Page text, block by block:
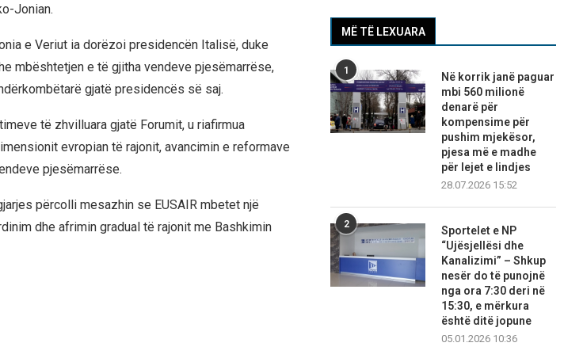
Jonian.
e Veriut ia dorëzoi presidencën Italisë, duke
mbështetjen e të gjitha vendeve pjesëmarrëse,
gjatë presidencës së saj.
të zhvilluara gjatë Forumit, u riafirmua
evropian të rajonit, avancimin e reformave
pjesëmarrëse.
përcolli mesazhin se EUSAIR mbetet një
dhe afrimin gradual të rajonit me Bashkimin
MË TË LEXUARA
1
Në korrik janë paguar
mbi 560 milionë
denarë për
kompensime për
pushim mjekësor,
pjesa më e madhe
për lejet e lindjes
28.07.2026 15:52
2
Sportelet e NP
“Ujësjellësi dhe
Kanalizimi” – Shkup
nesër do të punojnë
nga ora 7:30 deri në
15:30, e mërkura
është ditë jopune
05.01.2026 10:36